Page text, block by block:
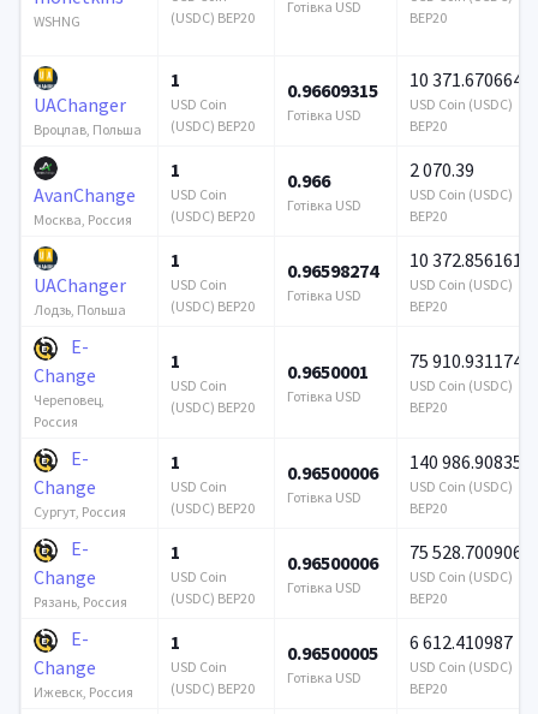
WSHNG
(USDC) BEP20
Готівка USD
BEP20
UAChanger
Вроцлав, Польша
1
USD Coin
(USDC) BEP20
0.96609315
Готівка USD
10 371.670664
USD Coin (USDC)
BEP20
AvanChange
Москва, Россия
1
USD Coin
(USDC) BEP20
0.966
Готівка USD
2 070.39
USD Coin (USDC)
BEP20
UAChanger
Лодзь, Польша
1
USD Coin
(USDC) BEP20
0.96598274
Готівка USD
10 372.856161
USD Coin (USDC)
BEP20
E-
Change
Череповец,
Россия
1
USD Coin
(USDC) BEP20
0.9650001
Готівка USD
75 910.931174
USD Coin (USDC)
BEP20
E-
Change
Сургут, Россия
1
USD Coin
(USDC) BEP20
0.96500006
Готівка USD
140 986.908359
USD Coin (USDC)
BEP20
E-
Change
Рязань, Россия
1
USD Coin
(USDC) BEP20
0.96500006
Готівка USD
75 528.700906
USD Coin (USDC)
BEP20
E-
Change
Ижевск, Россия
1
USD Coin
(USDC) BEP20
0.96500005
Готівка USD
6 612.410987
USD Coin (USDC)
BEP20